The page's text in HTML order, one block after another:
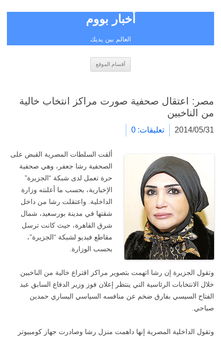
أخبار بووم
العالم بين يديك
أقسام الموقع
مصر: اعتقال صحفية صورت مراكز انتخاب خالية
من الناخبين
2014/05/31 تعليقات: 0
ألقت السلطات المصرية القبض على
الصحفية رشا جعفر، وهي صحفية
حرة تعمل لدى شبكة “الجزيرة”
الإخبارية، بحسب ما أعلنته وزارة
الداخلية. واعتقلت رشا من داخل
شقتها في مدينة بورسعيد، شمال
شرق القاهرة، حيث كانت ترسل
مقاطع فيديو لشبكة “الجزيرة”،
بحسب الوزارة.
وتقول الجزيرة إن رشا اتهمت بتصوير مراكز اقتراع خالية من الناخبين
خلال الانتخابات الرئاسية التي ينتظر إعلان فوز وزير الدفاع السابق عبد
الفتاح السيسي بفارق ضخم عن منافسه السياسي اليساري حمدين
صباحي.
وتقول الداخلية المصرية إنها داهمت منزل رشا وصادرت جهاز كومبيوتر